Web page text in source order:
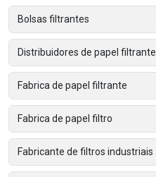
Bolsas filtrantes
Distribuidores de papel filtrante
Fabrica de papel filtrante
Fabrica de papel filtro
Fabricante de filtros industriais